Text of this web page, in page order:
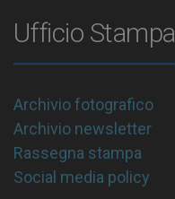
Ufficio Stampa
Archivio fotografico
Archivio newsletter
Rassegna stampa
Social media policy